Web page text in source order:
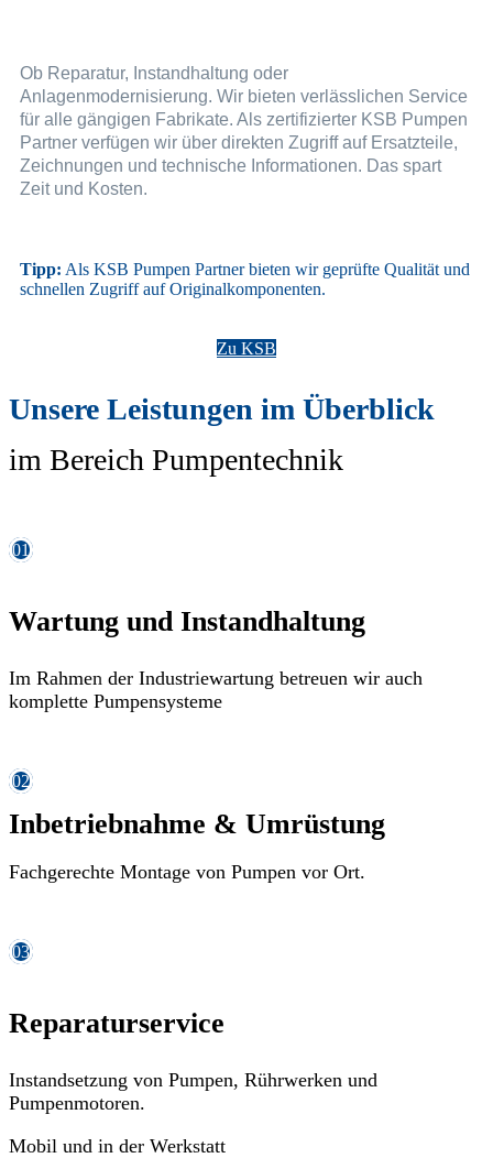
Ob Reparatur, Instandhaltung oder
Anlagenmodernisierung. Wir bieten verlässlichen Service
für alle gängigen Fabrikate. Als zertifizierter KSB Pumpen
Partner verfügen wir über direkten Zugriff auf Ersatzteile,
Zeichnungen und technische Informationen. Das spart
Zeit und Kosten.
Tipp: Als KSB Pumpen Partner bieten wir geprüfte Qualität und
schnellen Zugriff auf Originalkomponenten.
Zu KSB
Unsere Leistungen im Überblick
im Bereich Pumpentechnik
01
Wartung und Instandhaltung
Im Rahmen der Industriewartung betreuen wir auch
komplette Pumpensysteme
02
Inbetriebnahme & Umrüstung
Fachgerechte Montage von Pumpen vor Ort.
03
Reparaturservice
Instandsetzung von Pumpen, Rührwerken und
Pumpenmotoren.
Mobil und in der Werkstatt